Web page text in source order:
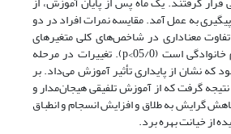
به عمل آمد. مقایسه نمرات افراد در دو
معناداری در شاخص‌های کلی متغیرهای
میل به طلاق و انسجام خانوادگی است (05/0>p). تغییرات در مرحله
که نشان از پایداری تأثیر آموزش می‌داد. بر
گرفت که از آموزش تلفیقی هیجان‌مدار و
گرایش به طلاق و افزایش انسجام و انطباق
از خیانت بهره برد.